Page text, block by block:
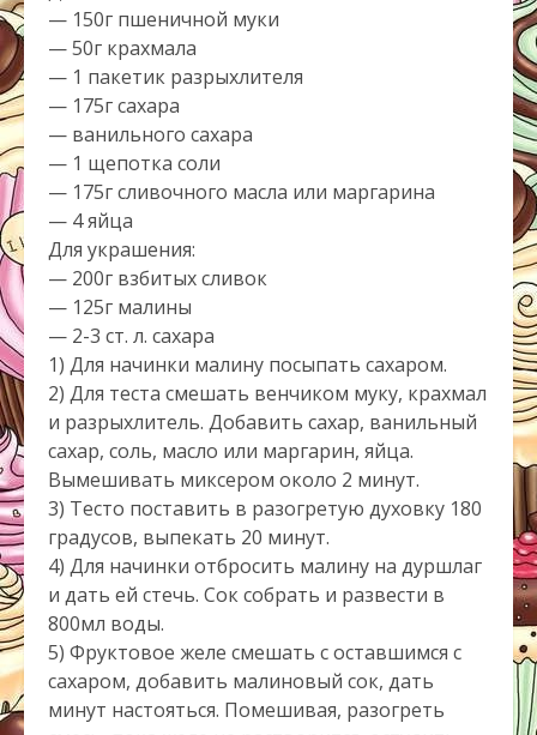
— 150г пшеничной муки
— 50г крахмала
— 1 пакетик разрыхлителя
— 175г сахара
— ванильного сахара
— 1 щепотка соли
— 175г сливочного масла или маргарина
— 4 яйца
Для украшения:
— 200г взбитых сливок
— 125г малины
— 2-3 ст. л. сахара
1) Для начинки малину посыпать сахаром.
2) Для теста смешать венчиком муку, крахмал
и разрыхлитель. Добавить сахар, ванильный
сахар, соль, масло или маргарин, яйца.
Вымешивать миксером около 2 минут.
3) Тесто поставить в разогретую духовку 180
градусов, выпекать 20 минут.
4) Для начинки отбросить малину на дуршлаг
и дать ей стечь. Сок собрать и развести в
800мл воды.
5) Фруктовое желе смешать с оставшимся с
сахаром, добавить малиновый сок, дать
минут настояться. Помешивая, разогреть